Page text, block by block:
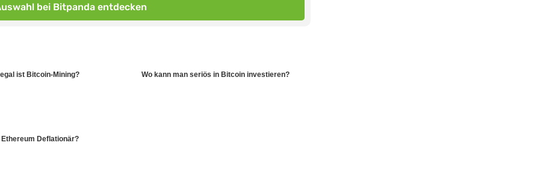
bei Bitpanda entdecken
ist Bitcoin-Mining? Wo kann man seriös in Bitcoin investieren?
Ethereum Deflationär?